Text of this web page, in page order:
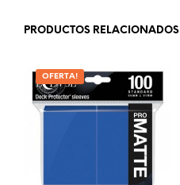
PRODUCTOS RELACIONADOS
OFERTA!